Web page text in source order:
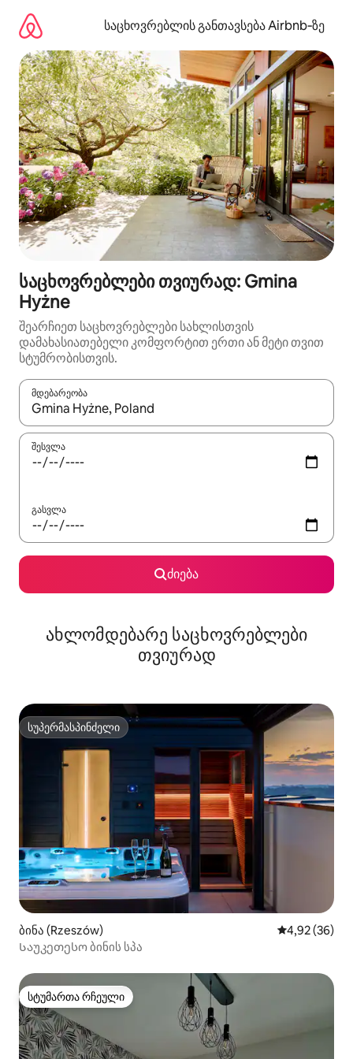
გადასვლა
საცხოვრებლის განთავსება Airbnb‑ზე
საცხოვრებლები თვიურად: Gmina
Hyżne
შეარჩიეთ საცხოვრებლები სახლისთვის
დამახასიათებელი კომფორტით ერთი ან მეტი თვით
სტუმრობისთვის.
მდებარეობა
როცა შედეგები ხელმისაწვდომი გახდება, ნავიგაციისთვის
შესვლა
გასვლა
ძიება
ახლომდებარე საცხოვრებლები
თვიურად
სუპერმასპინძელი
სუპერმასპინძელი
ბინა (Rzeszów) საშუალო
4,92 (36)
Საუკეთესო ბინის სპა
სტუმართა რჩეული
სტუმართა რჩეული